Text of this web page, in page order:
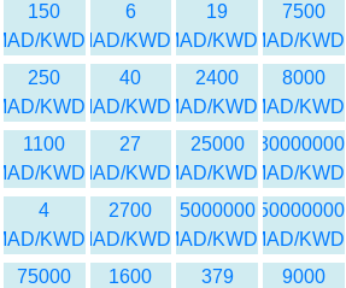
7500
MAD/KWD
19
MAD/KWD
6
MAD/KWD
150
MAD/KWD
8000
MAD/KWD
2400
MAD/KWD
40
MAD/KWD
250
MAD/KWD
30000000
MAD/KWD
25000
MAD/KWD
27
MAD/KWD
1100
MAD/KWD
50000000
MAD/KWD
5000000
MAD/KWD
2700
MAD/KWD
4
MAD/KWD
9000
379
1600
75000